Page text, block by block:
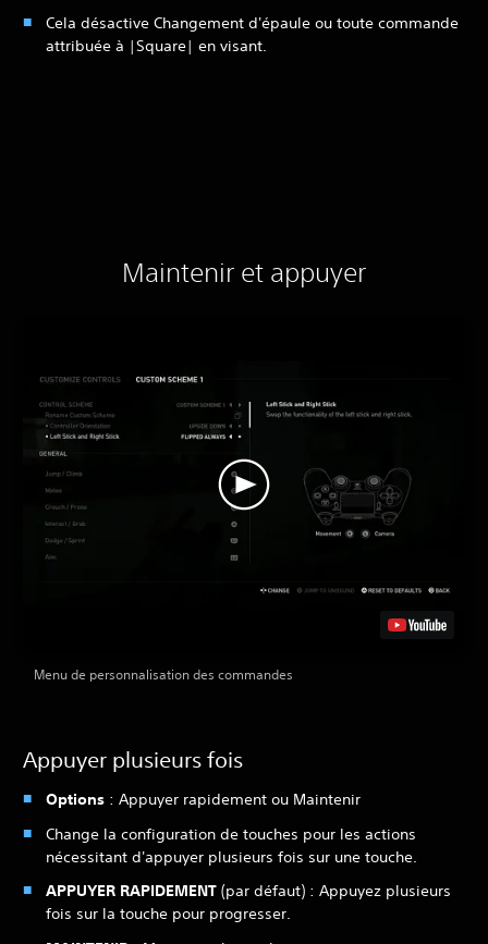
Cela désactive Changement d'épaule ou toute commande
attribuée à |Square| en visant.
Maintenir et appuyer
Menu de personnalisation des commandes
Appuyer plusieurs fois
Options : Appuyer rapidement ou Maintenir
Change la configuration de touches pour les actions
nécessitant d'appuyer plusieurs fois sur une touche.
APPUYER RAPIDEMENT (par défaut) : Appuyez plusieurs
fois sur la touche pour progresser.